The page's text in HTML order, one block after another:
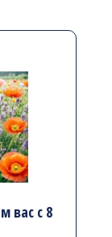
вас с 8